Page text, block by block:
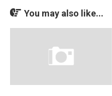
You may also like...